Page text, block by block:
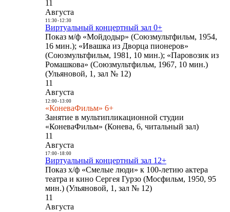
11
Августа
11:30- 12:30
Виртуальный концертный зал 0+
Показ м/ф «Мойдодыр» (Союзмультфильм, 1954,
16 мин.); «Ивашка из Дворца пионеров»
(Союзмультфильм, 1981, 10 мин.); «Паровозик из
Ромашкова» (Союзмультфильм, 1967, 10 мин.)
(Ульяновой, 1, зал № 12)
11
Августа
12:00- 13:00
«КоневаФильм» 6+
Занятие в мультипликационной студии
«КоневаФильм» (Конева, 6, читальный зал)
11
Августа
17:00- 18:00
Виртуальный концертный зал 12+
Показ х/ф «Смелые люди» к 100-летию актера
театра и кино Сергея Гурзо (Мосфильм, 1950, 95
мин.) (Ульяновой, 1, зал № 12)
11
Августа